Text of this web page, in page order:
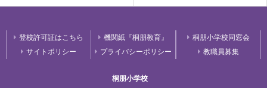
桐朋小学校
登校許可証はこちら 機関紙『桐朋教育』
桐朋小学校同窓会
サイトポリシー
プライバシーポリシー 教職員募集